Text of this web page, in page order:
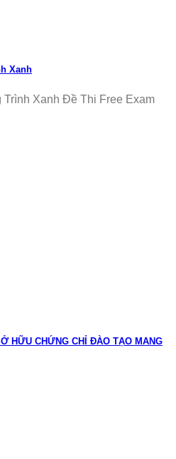
Xanh
Xanh Đề Thi Free Exam
HỮU CHỨNG CHỈ ĐÀO TẠO MANG